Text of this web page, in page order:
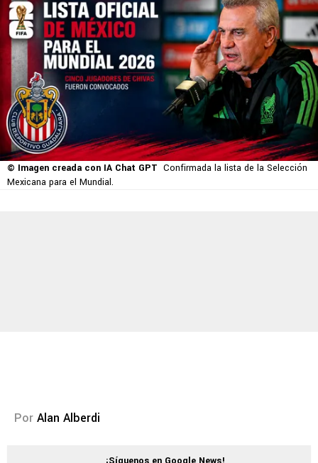
© Imagen creada con IA Chat GPT Confirmada la lista de la Selección
Mexicana para el Mundial.
Por Alan Alberdi